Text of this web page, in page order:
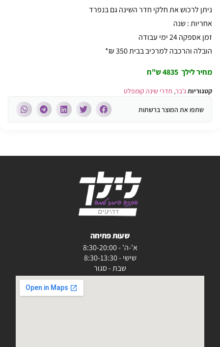
ניתן לרכוש את חלקי חדר השינה גם בנפרד
אחריות : שנה
זמן אספקה 24 ימי עבודה
הובלה והרכבה למרכיב בבית 350 ₪*
מחיר לילך 4835 ש"ח
קטגוריותג'בר, חדרי שינה קומפלט
שתפו את המוצר ברשתות
שעות פתיחה
א'-ה' - 8:30-20:00
שישי - 8:30-13:30
שבת - סגור